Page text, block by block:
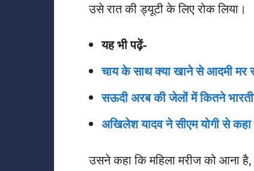
उसे रात की ड्यूटी के लिए रोक लिया।
यह भी पढ़ें-
चाय के साथ क्या खाने से आदमी
सऊदी अरब की जेलों में कितने
अखिलेश यादव ने सीएम योगी से कहा
उसने कहा कि महिला मरीज को आना